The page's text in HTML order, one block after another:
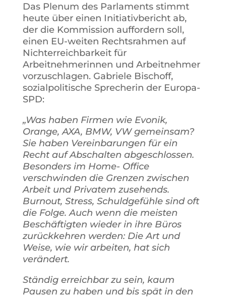
Das Plenum des Parlaments stimmt
heute über einen Initiativbericht ab,
der die Kommission auffordern soll,
einen EU-weiten Rechtsrahmen auf
Nichterreichbarkeit für
Arbeitnehmerinnen und Arbeitnehmer
vorzuschlagen. Gabriele Bischoff,
sozialpolitische Sprecherin der Europa-
SPD:
„Was haben Firmen wie Evonik,
Orange, AXA, BMW, VW gemeinsam?
Sie haben Vereinbarungen für ein
Recht auf Abschalten abgeschlossen.
Besonders im Home- Office
verschwinden die Grenzen zwischen
Arbeit und Privatem zusehends.
Burnout, Stress, Schuldgefühle sind oft
die Folge. Auch wenn die meisten
Beschäftigten wieder in ihre Büros
zurückkehren werden: Die Art und
Weise, wie wir arbeiten, hat sich
verändert.
Ständig erreichbar zu sein, kaum
Pausen zu haben und bis spät in den